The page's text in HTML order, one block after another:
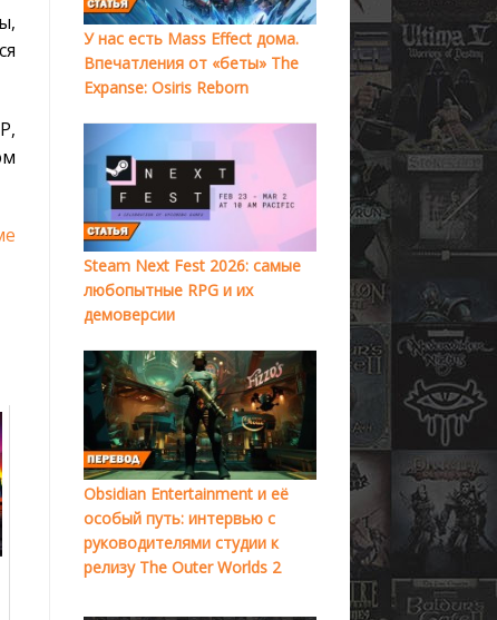
У нас есть Mass Effect дома.
Впечатления от «беты» The
Expanse: Osiris Reborn
Steam Next Fest 2026: самые
любопытные RPG и их
демоверсии
Obsidian Entertainment и её
особый путь: интервью с
руководителями студии к
релизу The Outer Worlds 2